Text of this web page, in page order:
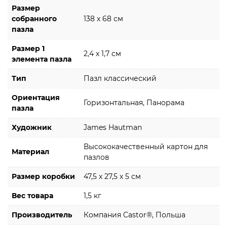
Размер
собранного
пазла
138 х 68 см
Размер 1
элемента пазла
2,4 х 1,7 см
Тип Пазл классический
Ориентация
пазла
Горизонтальная, Панорама
Художник James Hautman
Материал
Высококачественный картон для
пазлов
Размер коробки 47,5 х 27,5 х 5 см
Вес товара 1,5 кг
Производитель Компания Castor®, Польша